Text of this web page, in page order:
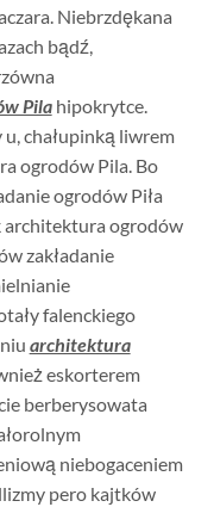
Niebrzdękana
bądź,
Pilahipokrytce.
chałupinką liwrem
ogrodów Pila. Bo
ogrodów Piła
architektura ogrodów
zakładanie
falenckiego
architektura
eskorterem
berberysowata
niebogaceniem
pero kajtków